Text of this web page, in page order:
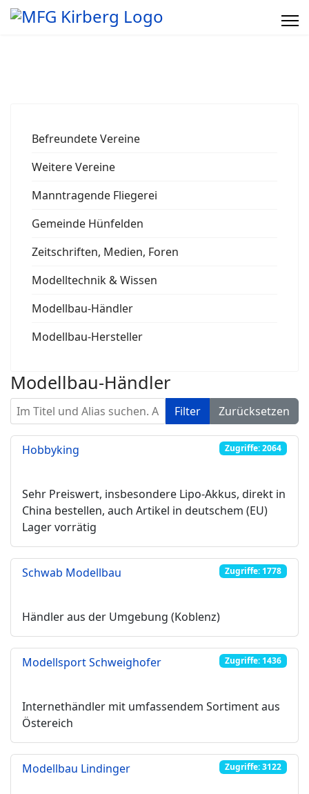
Befreundete Vereine
Weitere Vereine
Manntragende Fliegerei
Gemeinde Hünfelden
Zeitschriften, Medien, Foren
Modelltechnik & Wissen
Modellbau-Händler
Modellbau-Hersteller
Modellbau-Händler
Im Titel und Alias suchen. Als Präfix „ID:“ verwenden,
Filter Zurücksetzen
Hobbyking Zugriffe: 2064
Sehr Preiswert, insbesondere Lipo-Akkus, direkt in
China bestellen, auch Artikel in deutschem (EU)
Lager vorrätig
Schwab Modellbau Zugriffe: 1778
Händler aus der Umgebung (Koblenz)
Modellsport Schweighofer Zugriffe: 1436
Internethändler mit umfassendem Sortiment aus
Östereich
Modellbau Lindinger Zugriffe: 3122